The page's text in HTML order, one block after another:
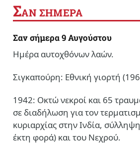
ΣΑΝ ΣΗΜΕΡΑ
Σαν σήμερα 9 Αυγούστου
Ημέρα αυτοχθόνων λαών.
Σιγκαπούρη: Εθνική γιορτή
1942: Οκτώ νεκροί και 65
σε διαδήλωση για τον
κυριαρχίας στην Ινδία,
έκτη φορά) και του Νεχρού.